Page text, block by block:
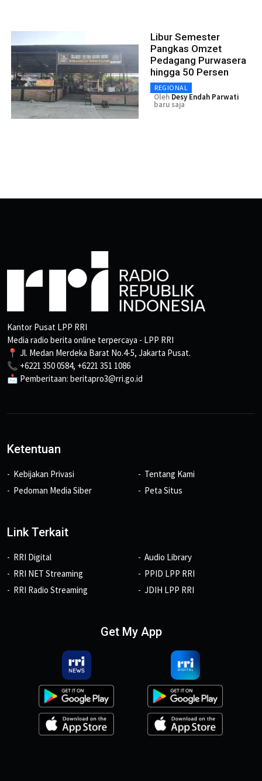
Libur Semester
Pangkas Omzet
Pedagang Purwasera
hingga 50 Persen
REGIONAL
Oleh Desy Endah Parwati
baru saja
Kantor Pusat LPP RRI
Media radio berita online terpercaya - LPP RRI
📍 Jl. Medan Merdeka Barat No.4-5, Jakarta Pusat.
📞 +6221 350 0584, +6221 351 1086
📩 Pemberitaan: beritapro3@rri.go.id
Ketentuan
Kebijakan Privasi
Pedoman Media Siber
Tentang Kami
Peta Situs
Link Terkait
RRI Digital
RRI NET Streaming
RRI Radio Streaming
Audio Library
PPID LPP RRI
JDIH LPP RRI
Get My App